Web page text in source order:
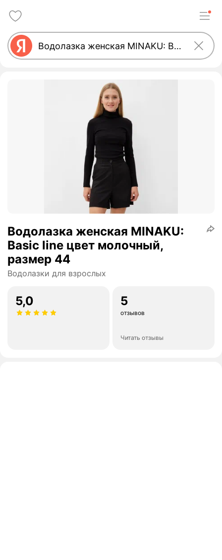
Водолазка женская MINAKU:
Basic line цвет молочный,
размер 44
Водолазки для взрослых
5,0 5
отзывов
Читать отзывы